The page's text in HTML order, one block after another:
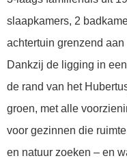
slaapkamers, 2
achtertuin grenzend
Dankzij de ligging in
de rand van het
groen, met alle
voor gezinnen die
en natuur zoeken – en